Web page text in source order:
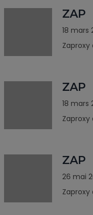
ZAP
18 mars
ZAP
18 mars
ZAP
26 mai